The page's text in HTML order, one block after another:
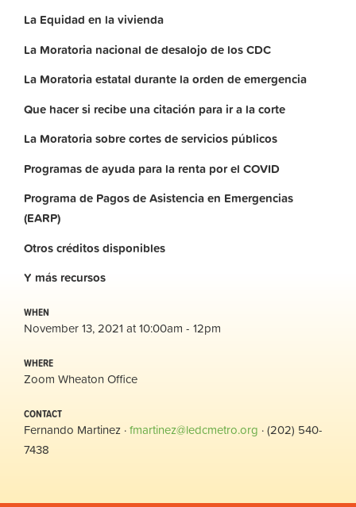
La Equidad en lavivienda
La Moratoria nacional de desalojo de los CDC
La Moratoriaestatal durante laorden deemergencia
Que hacer si recibe una citación para ir a la corte
La Moratoriasobrecortesdeservicios públicos
Programas de ayuda para la renta por el COVID
Programa de Pagos de Asistencia en Emergencias
(EARP)
Otroscréditosdisponibles
Y más recursos
WHEN
November 13, 2021 at 10:00am - 12pm
WHERE
Zoom Wheaton Office
CONTACT
Fernando Martinez ·fmartinez@ledcmetro.org · (202) 540-
7438